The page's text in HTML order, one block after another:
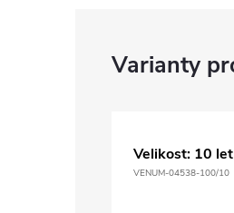
Velikost: 10 let
VENUM-04538-100/10